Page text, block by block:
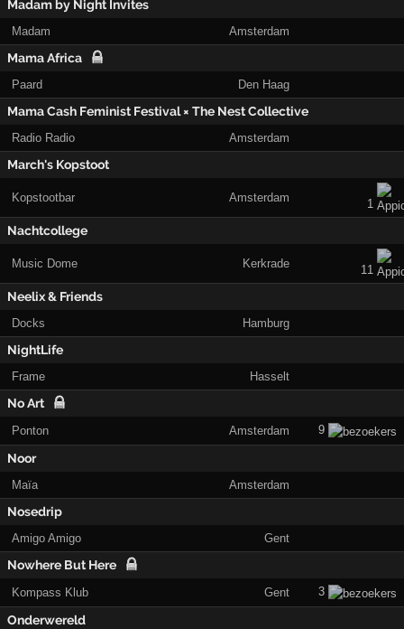
Madam by Night Invites
Madam Amsterdam
Mama Africa
Paard Den Haag
Mama Cash Feminist Festival × The Nest Collective
Radio Radio Amsterdam
March's Kopstoot
Kopstootbar Amsterdam 1
Nachtcollege
Music Dome Kerkrade 11
Neelix & Friends
Docks Hamburg
NightLife
Frame Hasselt
No Art
Ponton Amsterdam 9
Noor
Maïa Amsterdam
Nosedrip
Amigo Amigo Gent
Nowhere But Here
Kompass Klub Gent 3
Onderwereld